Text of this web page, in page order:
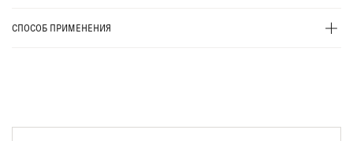
СПОСОБ ПРИМЕНЕНИЯ